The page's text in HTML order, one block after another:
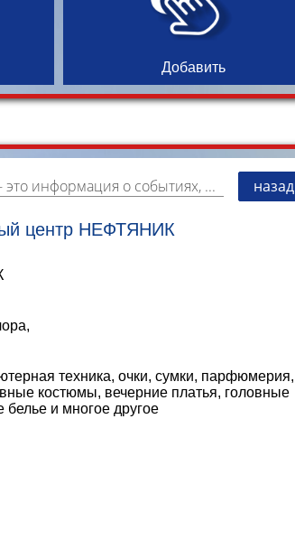
Добавить
информация о событиях, мероприятиях и торгово-коммерческой деятельности города. Страницу наполняют платные и бесплатные объявления, имеющие функцию "поднятия вверх списка". назад
центр НЕФТЯНИК
техника, очки, сумки, парфюмерия,
костюмы, вечерние платья, головные
и многое другое